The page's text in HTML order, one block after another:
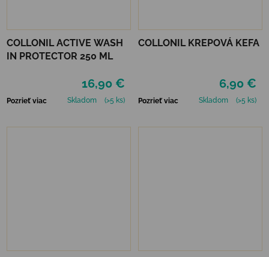
COLLONIL ACTIVE WASH
IN PROTECTOR 250 ML
16,90 €
Pozrieť viac Skladom (>5 ks)
COLLONIL KREPOVÁ KEFA
6,90 €
Pozrieť viac Skladom (>5 ks)